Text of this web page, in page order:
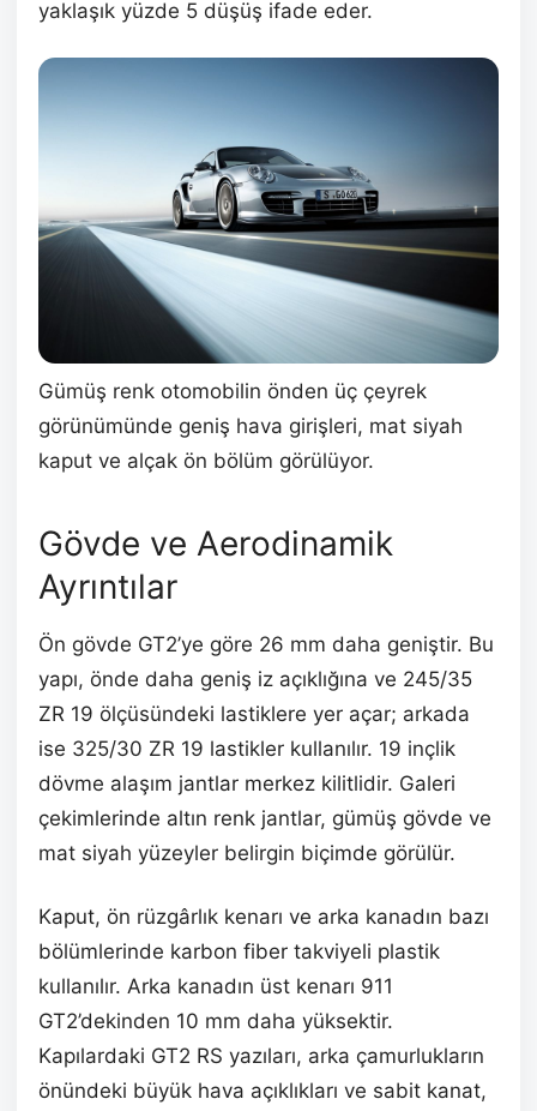
yaklaşık yüzde 5 düşüş ifade eder.
Gümüş renk otomobilin önden üç çeyrek
görünümünde geniş hava girişleri, mat siyah
kaput ve alçak ön bölüm görülüyor.
Gövde ve Aerodinamik
Ayrıntılar
Ön gövde GT2’ye göre 26 mm daha geniştir. Bu
yapı, önde daha geniş iz açıklığına ve 245/35
ZR 19 ölçüsündeki lastiklere yer açar; arkada
ise 325/30 ZR 19 lastikler kullanılır. 19 inçlik
dövme alaşım jantlar merkez kilitlidir. Galeri
çekimlerinde altın renk jantlar, gümüş gövde ve
mat siyah yüzeyler belirgin biçimde görülür.
Kaput, ön rüzgârlık kenarı ve arka kanadın bazı
bölümlerinde karbon fiber takviyeli plastik
kullanılır. Arka kanadın üst kenarı 911
GT2’dekinden 10 mm daha yüksektir.
Kapılardaki GT2 RS yazıları, arka çamurlukların
önündeki büyük hava açıklıkları ve sabit kanat,